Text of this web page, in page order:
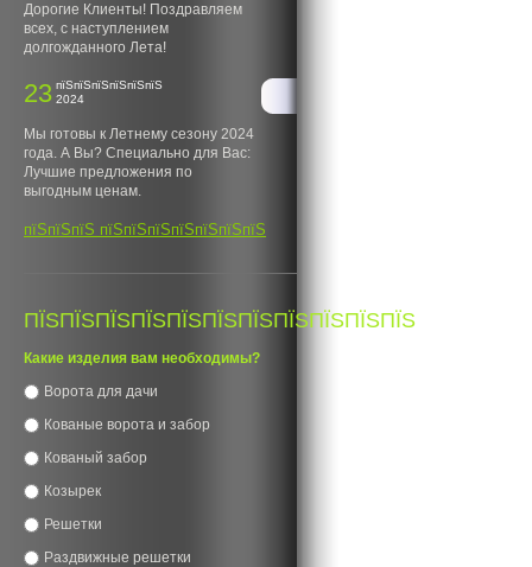
Дорогие Клиенты! Поздравляем
всех, с наступлением
долгожданного Лета!
23 пїЅпїЅпїЅпїЅпїЅпїЅ
2024
Мы готовы к Летнему сезону 2024
года. А Вы? Специально для Вас:
Лучшие предложения по
выгодным ценам.
пїЅпїЅпїЅ пїЅпїЅпїЅпїЅпїЅпїЅпїЅ
ПЇЅПЇЅПЇЅПЇЅПЇЅПЇЅПЇЅПЇЅПЇЅПЇЅПЇЅ
Какие изделия вам необходимы?
Ворота для дачи
Кованые ворота и забор
Кованый забор
Козырек
Решетки
Раздвижные решетки